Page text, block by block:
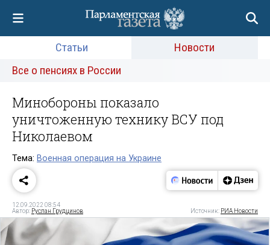
Статьи
Новости
Все о пенсиях в России
Минобороны показало
уничтоженную технику ВСУ под
Николаевом
Тема: Военная операция на Украине
12.09.2022 08:54
Автор: Руслан Грудцинов Источник: РИА Новости